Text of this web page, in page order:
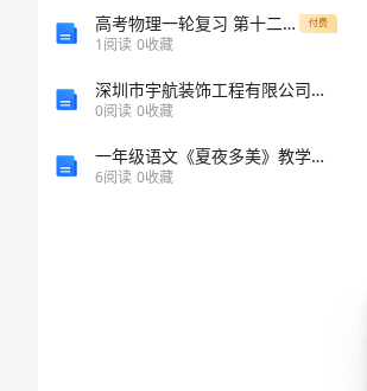
高考物理一轮复习 第十二章 热学 课时作业（五十一）动量守恒定律及其应用 付费
1阅读 0收藏
深圳市宇航装饰工程有限公司介绍企业发展分析报告
0阅读 0收藏
一年级语文《夏夜多美》教学反思
6阅读 0收藏